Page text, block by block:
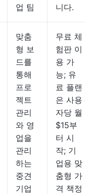
업 팀
니다.
맞춤
형 보
드를
통해
프로
젝트
관리
와 영
업을
관리
하는
중견
기업
무료 체
험판 이
용 가
능; 유
료 플랜
은 사용
자당 월
$15부
터 시
작; 기
업용 맞
춤형 가
격 책정